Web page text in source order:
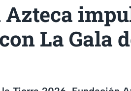
Azteca
La Gala